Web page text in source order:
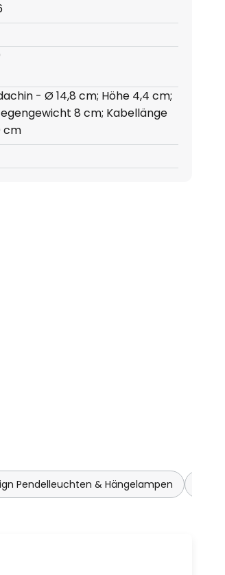
- Ø 14,8 cm; Höhe 4,4 cm;
8 cm; Kabellänge
cm
Pendelleuchten & Hängelampen